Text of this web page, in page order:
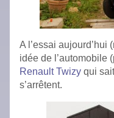
A l’essai
idée de l’automobile
Renault Twizy qui
s’arrêtent.